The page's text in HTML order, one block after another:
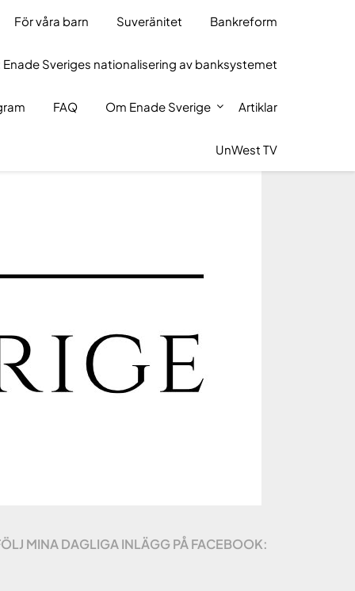
För våra barn Suveränitet Bankreform
Sveriges nationalisering av banksystemet
FAQ Om Enade Sverige Artiklar
UnWest TV
MINA DAGLIGA INLÄGG PÅ FACEBOOK: